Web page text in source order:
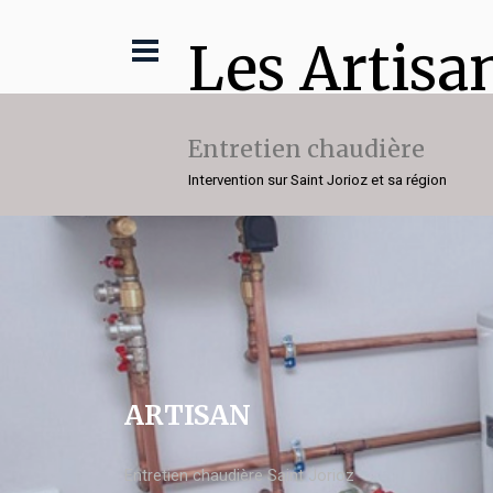
Les
Entretien chaudière
Intervention sur Saint Jorioz et sa région
ARTISAN
Entretien chaudière Saint Jorioz